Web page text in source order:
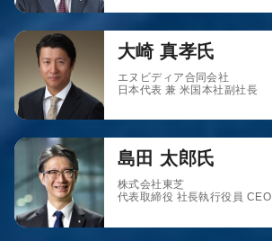
大崎 真孝氏
エヌビディア合同会社
日本代表 兼 米国本社副社長
島田 太郎氏
株式会社東芝
代表取締役 社長執行役員 CEO